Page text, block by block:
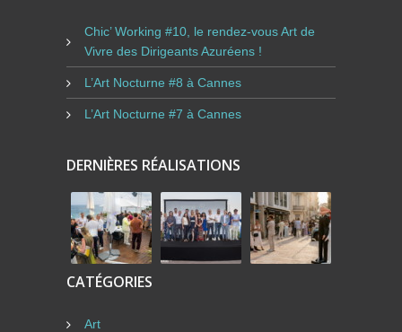
Chic’ Working #10, le rendez-vous Art de
Vivre des Dirigeants Azuréens !
L’Art Nocturne #8 à Cannes
L’Art Nocturne #7 à Cannes
DERNIÈRES RÉALISATIONS
CATÉGORIES
Art